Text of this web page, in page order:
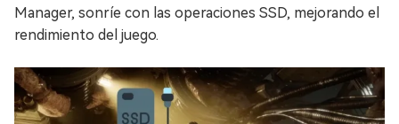
Manager, sonríe con las operaciones SSD, mejorando el
rendimiento del juego.